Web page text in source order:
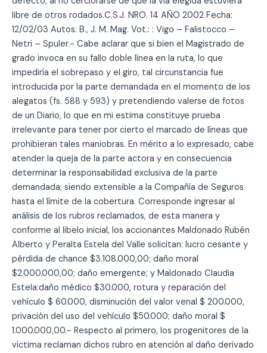
libre de otros rodados.C.S.J. NRO. 14 AÑO 2002 Fecha:
12/02/03 Autos: B., J. M. Mag. Vot.: : Vigo – Falistocco –
Netri – Spuler.- Cabe aclarar que si bien el Magistrado de
grado invoca en su fallo doble línea en la ruta, lo que
impediría el sobrepaso y el giro, tal circunstancia fue
introducida por la parte demandada en el momento de los
alegatos (fs. 588 y 593) y pretendiendo valerse de fotos
de un Diario, lo que en mi estima constituye prueba
irrelevante para tener por cierto el marcado de líneas que
prohibieran tales maniobras. En mérito a lo expresado, cabe
atender la queja de la parte actora y en consecuencia
determinar la responsabilidad exclusiva de la parte
demandada; siendo extensible a la Compañía de Seguros
hasta el límite de la cobertura. Corresponde ingresar al
análisis de los rubros reclamados, de esta manera y
conforme al libelo inicial, los accionantes Maldonado Rubén
Alberto y Peralta Estela del Valle solicitan: lucro cesante y
pérdida de chance $3.108.000,00; daño moral
$2.000.000,00; daño emergente; y Maldonado Claudia
Estela:daño médico $30.000, rotura y reparación del
vehículo $ 60.000, disminución del valor venal $ 200.000,
privación del uso del vehículo $50.000; daño moral $
1.000.000,00.- Respecto al primero, los progenitores de la
víctima reclaman dichos rubro en atención al daño derivado